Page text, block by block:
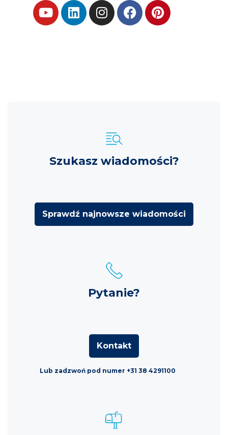
Szukasz wiadomości?
Sprawdź najnowsze wiadomości
Pytanie?
Kontakt
Lub zadzwoń pod numer +31 38 4291100